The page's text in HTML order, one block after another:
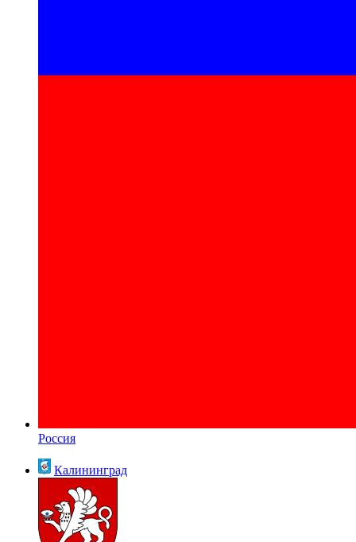
Россия
Калининград